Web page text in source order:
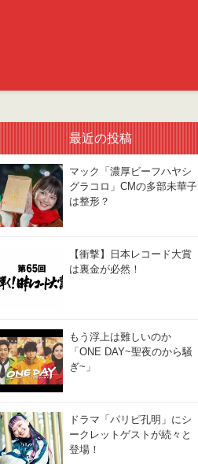
最近の投稿
マック「濃厚ビーフハヤシ
グラコロ」CMの多部未華子
は整形？
【衝撃】日本レコード大賞
は裏金が必然！
もう浮上は難しいのか
「ONE DAY~聖夜のから騒
ぎ~」
ドラマ「パリピ孔明」にシ
ークレットゲストが続々と
登場！